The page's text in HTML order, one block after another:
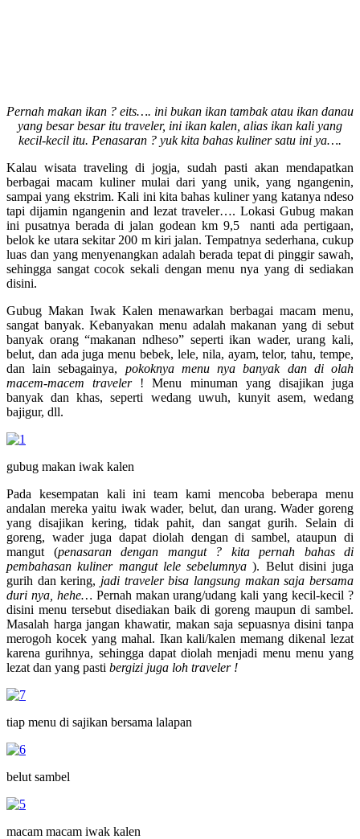
Pernah makan ikan ? eits…. ini bukan ikan tambak atau ikan danau
yang besar besar itu traveler, ini ikan kalen, alias ikan kali yang
kecil-kecil itu. Penasaran ? yuk kita bahas kuliner satu ini ya….
Kalau wisata traveling di jogja, sudah pasti akan mendapatkan
berbagai macam kuliner mulai dari yang unik, yang ngangenin,
sampai yang ekstrim. Kali ini kita bahas kuliner yang katanya ndeso
tapi dijamin ngangenin and lezat traveler…. Lokasi Gubug makan
ini pusatnya berada di jalan godean km 9,5 nanti ada pertigaan,
belok ke utara sekitar 200 m kiri jalan. Tempatnya sederhana, cukup
luas dan yang menyenangkan adalah berada tepat di pinggir sawah,
sehingga sangat cocok sekali dengan menu nya yang di sediakan
disini.
Gubug Makan Iwak Kalen menawarkan berbagai macam menu,
sangat banyak. Kebanyakan menu adalah makanan yang di sebut
banyak orang “makanan ndheso” seperti ikan wader, urang kali,
belut, dan ada juga menu bebek, lele, nila, ayam, telor, tahu, tempe,
dan lain sebagainya, pokoknya menu nya banyak dan di olah
macem-macem traveler! Menu minuman yang disajikan juga
banyak dan khas, seperti wedang uwuh, kunyit asem, wedang
bajigur, dll.
gubug makan iwak kalen
Pada kesempatan kali ini team kami mencoba beberapa menu
andalan mereka yaitu iwak wader, belut, dan urang. Wader goreng
yang disajikan kering, tidak pahit, dan sangat gurih. Selain di
goreng, wader juga dapat diolah dengan di sambel, ataupun di
mangut (penasaran dengan mangut ? kita pernah bahas di
pembahasan kuliner mangut lele sebelumnya ). Belut disini juga
gurih dan kering, jadi traveler bisa langsung makan saja bersama
duri nya, hehe… Pernah makan urang/udang kali yang kecil-kecil ?
disini menu tersebut disediakan baik di goreng maupun di sambel.
Masalah harga jangan khawatir, makan saja sepuasnya disini tanpa
merogoh kocek yang mahal. Ikan kali/kalen memang dikenal lezat
karena gurihnya, sehingga dapat diolah menjadi menu menu yang
lezat dan yang pasti bergizi juga loh traveler !
tiap menu di sajikan bersama lalapan
belut sambel
macam macam iwak kalen